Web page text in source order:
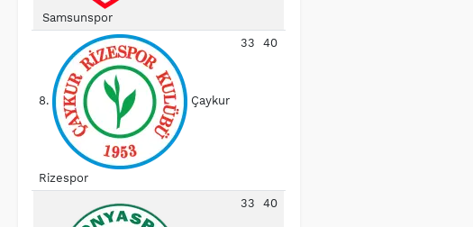
Samsunspor
8. Çaykur
Rizespor
33 40
33 40